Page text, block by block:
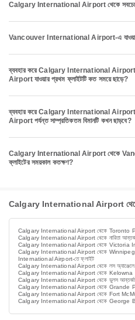
Calgary International Airport থেকে সবচেয়ে
Vancouver International Airport-এ যাওয়ার
ব্যবহার করে Calgary International
Airport যাওয়ার প্রথম ফ্লাইটটি কত সময়ে ছাড়ে?
ব্যবহার করে Calgary International
Airport পর্যন্ত সাম্প্রতিকতম বিমানটি কখন ছাড়বে?
Calgary International Airport থেকে
ফ্লাইটের সময়কাল কতক্ষণ?
Calgary International Airport থেকে
Calgary International Airport থেকে Toronto
Calgary International Airport থেকে নারিতা
Calgary International Airport থেকে Victoria
Calgary International Airport থেকে
International Airport-তে ফ্লাইট
Calgary International Airport থেকে লস অ্যাঞ্জেলেস
Calgary International Airport থেকে Kelowna
Calgary International Airport থেকে ডুলস আন্তর্জাতিক
Calgary International Airport থেকে Grande
Calgary International Airport থেকে Fort
Calgary International Airport থেকে George